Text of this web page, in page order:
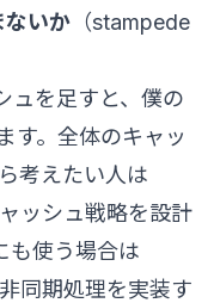
ないか （stampede
ュを足すと、僕の
す。全体のキャッ
考えたい人は
ッシュ戦略を設計
も使う場合は
同期処理を実装す